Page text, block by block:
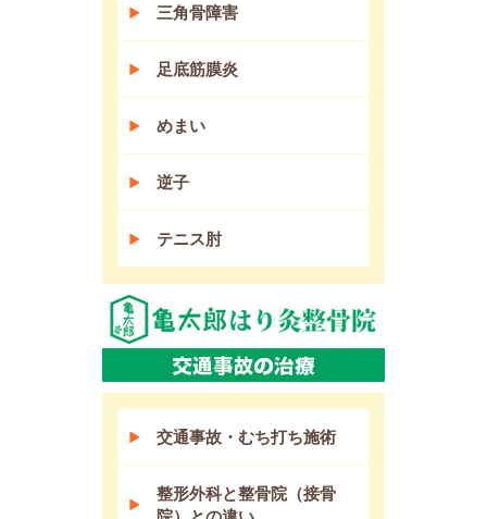
三角骨障害
足底筋膜炎
めまい
逆子
テニス肘
交通事故・むち打ち施術
整形外科と整骨院（接骨